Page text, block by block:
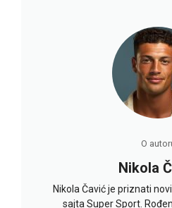
O
Nikola
Nikola Čavić je priznati
sajta Super Sport.